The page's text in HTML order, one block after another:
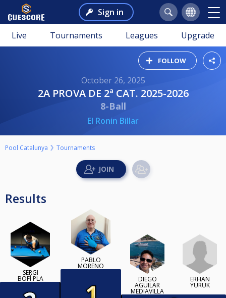
Sign in
Live Tournaments Leagues Upgrade
FOLLOW
October 26, 2025
2A PROVA DE 2ª CAT. 2025-2026
8-Ball
El Ronin Billar
Pool Catalunya Tournaments
Results
SERGI
BOFÍ PLA
PABLO
MORENO
DIEGO
AGUILAR
MEDIAVILLA
ERHAN
YURUK